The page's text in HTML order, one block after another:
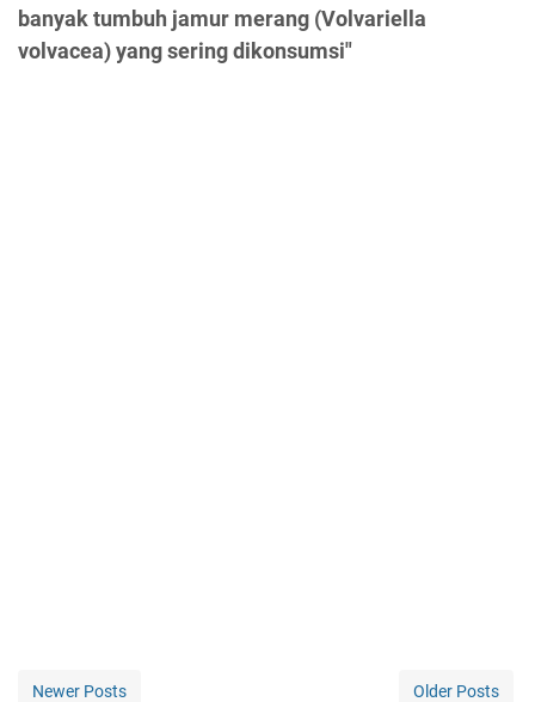
banyak tumbuh jamur merang (Volvariella
volvacea) yang sering dikonsumsi"
Newer Posts Older Posts